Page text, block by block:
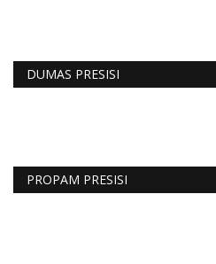
DUMAS PRESISI
PROPAM PRESISI